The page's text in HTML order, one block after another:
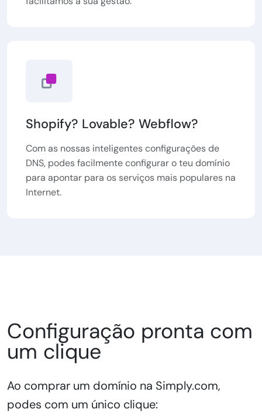
Shopify? Lovable? Webflow?
Com as nossas inteligentes configurações de
DNS, podes facilmente configurar o teu domínio
para apontar para os serviços mais populares na
Internet.
Configuração pronta com
um clique
Ao comprar um domínio na Simply.com,
podes com um único clique: